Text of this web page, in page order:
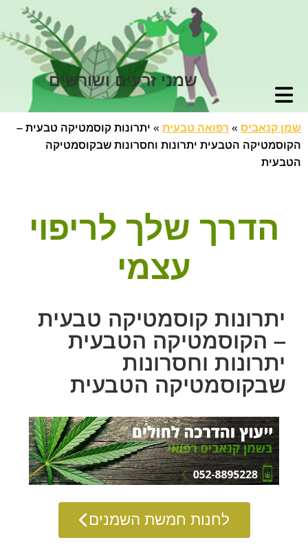
שמני זרעים ושורשים
שמן קנאביס » רפואה טבעית » יתרונות קוסמטיקה טבעית –
הקוסמטיקה הטבעית יתרונות וחסרונות שבקוסמטיקה
הטבעית
הדרך שלך לריפוי
עצמי
יתרונות קוסמטיקה טבעית
– הקוסמטיקה הטבעית
יתרונות וחסרונות
שבקוסמטיקה הטבעית
לחנות חמשת השמנים